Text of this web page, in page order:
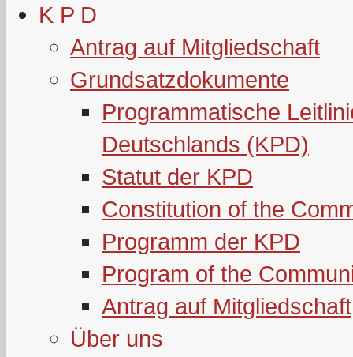
K P D
Antrag auf Mitgliedschaft
Grundsatzdokumente
Programmatische
Deutschlands (KPD)
Statut der KPD
Constitution of the
Programm der KPD
Program of the
Antrag auf Mitgliedschaft
Über uns